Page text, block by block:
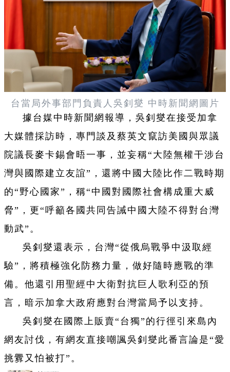
台當局外事部門負責人吳釗燮 中時新聞網圖片
據台媒中時新聞網報導，吳釗燮在接受加拿
大媒體採訪時，專門談及蔡英文竄訪美國與眾議
院議長麥卡錫會晤一事，並妄稱“大陸無權干涉台
灣與國際建立友誼”，還將中國大陸比作二戰時期
的“野心國家”，稱“中國對國際社會構成重大威
脅”，更“呼籲各國共同告誡中國大陸不得對台灣
動武”。
吳釗燮還表示，台灣“從俄烏戰爭中汲取經
驗”，將積極強化防務力量，做好隨時應戰的準
備。他還引用聖經中大衛對抗巨人歌利亞的預
言，暗示加拿大政府應對台灣當局予以支持。
吳釗燮在國際上販賣“台獨”的行徑引來島內
網友討伐，有網友直接嘲諷吳釗燮此番言論是“愛
挑釁又怕被打”。